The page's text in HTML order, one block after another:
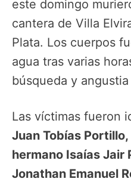
este domingo
cantera de Villa
Plata. Los cuerpos
agua tras varias
búsqueda y
Las víctimas fueron
Juan Tobías
hermano Isaías Jair
Jonathan Emanuel